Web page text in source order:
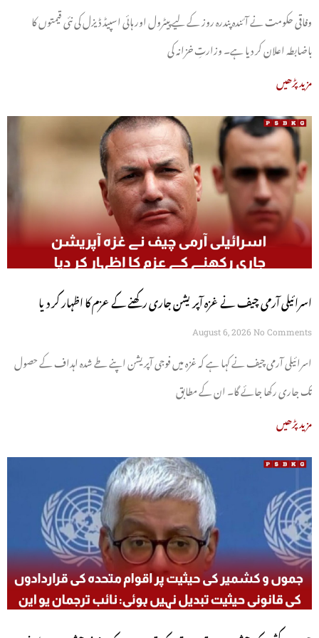
وفاقی حکومت نے آئندہ پندرہ روز کے لیے پیٹرول اور ہائی اسپیڈ ڈیزل کی نئی قیمتوں کا
باضابطہ اعلان کر دیا ہے۔ وزارتِ خزانہ کی
مزید پڑھیں
اسرائیلی آرمی چیف نے غزہ آپریشن جاری رکھنے کے عزم کا اظہار کر دیا
August 6, 2026 No Comments
اسرائیلی آرمی چیف نے کہا ہے کہ غزہ میں فوجی آپریشن اپنے طے شدہ اہداف کے حصول
تک جاری رکھا جائے گا۔ ان کے مطابق
مزید پڑھیں